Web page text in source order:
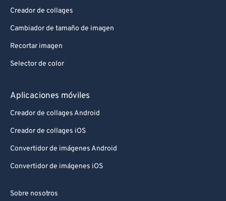
Creador de collages
Cambiador de tamaño de imagen
Recortar imagen
Selector de color
Aplicaciones móviles
Creador de collages Android
Creador de collages iOS
Convertidor de imágenes Android
Convertidor de imágenes iOS
Sobre nosotros